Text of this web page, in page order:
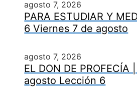
agosto 7, 2026
PARA ESTUDIAR Y
6 Viernes 7 de agosto
agosto 7, 2026
EL DON DE
agosto Lección 6